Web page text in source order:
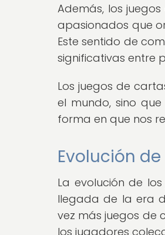
Además, los
apasionados que
Este sentido de
significativas entre
Los juegos de
el mundo, sino
forma en que nos
Evolución
La evolución de
llegada de la era
vez más juegos de
los jugadores